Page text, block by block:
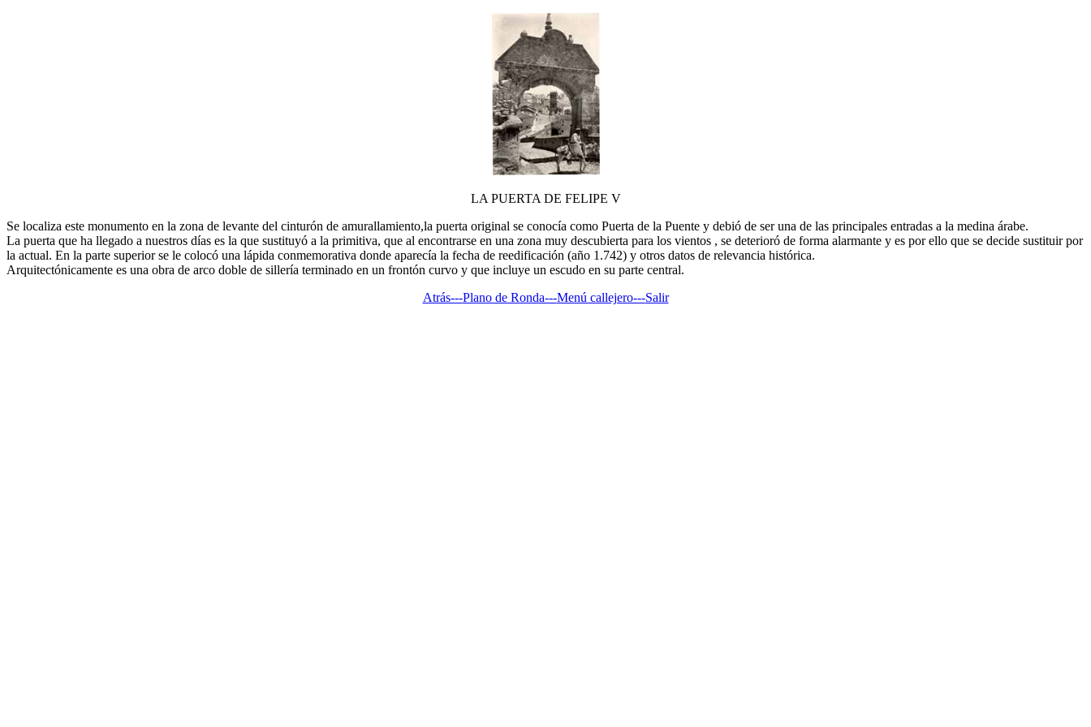
LA PUERTA DE FELIPE V
Se localiza este monumento en la zona de levante del cinturón de amurallamiento,la puerta original se conocía como Puerta de la Puente y debió de ser una de las principales entradas a la medina árabe.
La puerta que ha llegado a nuestros días es la que sustituyó a la primitiva, que al encontrarse en una zona muy descubierta para los vientos , se deterioró de forma alarmante y es por ello que se decide sustituir por
la actual. En la parte superior se le colocó una lápida conmemorativa donde aparecía la fecha de reedificación (año 1.742) y otros datos de relevancia histórica.
Arquitectónicamente es una obra de arco doble de sillería terminado en un frontón curvo y que incluye un escudo en su parte central.
Atrás---Plano de Ronda---Menú callejero---Salir